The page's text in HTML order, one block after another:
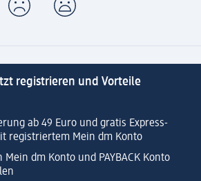
registrieren und Vorteile
ab 49 Euro und gratis Express-
registriertem Mein dm Konto
dm Konto und PAYBACK Konto